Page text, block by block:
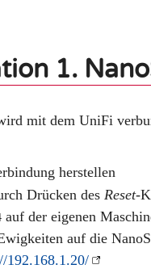
1.
mit dem UniFi
herstellen
Drücken des Reset-
auf der eigenen
auf die
192.168.1.20/